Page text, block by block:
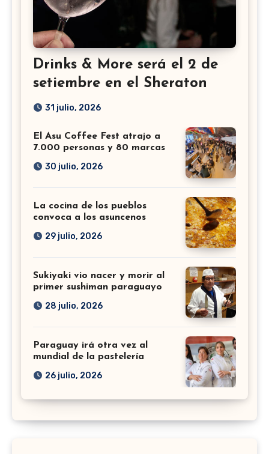
Drinks & More será el 2 de
setiembre en el Sheraton
31 julio, 2026
El Asu Coffee Fest atrajo a
7.000 personas y 80 marcas
30 julio, 2026
La cocina de los pueblos
convoca a los asuncenos
29 julio, 2026
Sukiyaki vio nacer y morir al
primer sushiman paraguayo
28 julio, 2026
Paraguay irá otra vez al
mundial de la pastelería
26 julio, 2026